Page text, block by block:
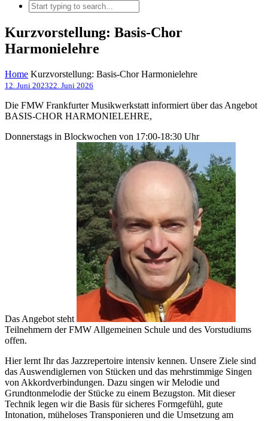
Kurzvorstellung: Basis-Chor
Harmonielehre
Home Kurzvorstellung: Basis-Chor Harmonielehre
12. Juni 202322. Juni 2026
Die FMW Frankfurter Musikwerkstatt informiert über das Angebot
BASIS-CHOR HARMONIELEHRE,
Donnerstags in Blockwochen von 17:00-18:30 Uhr
Das Angebot steht
Teilnehmern der FMW Allgemeinen Schule und des Vorstudiums
offen.
Hier lernt Ihr das Jazzrepertoire intensiv kennen. Unsere Ziele sind
das Auswendiglernen von Stücken und das mehrstimmige Singen
von Akkordverbindungen. Dazu singen wir Melodie und
Grundtonmelodie der Stücke zu einem Bezugston. Mit dieser
Technik legen wir die Basis für sicheres Formgefühl, gute
Intonation, müheloses Transponieren und die Umsetzung am